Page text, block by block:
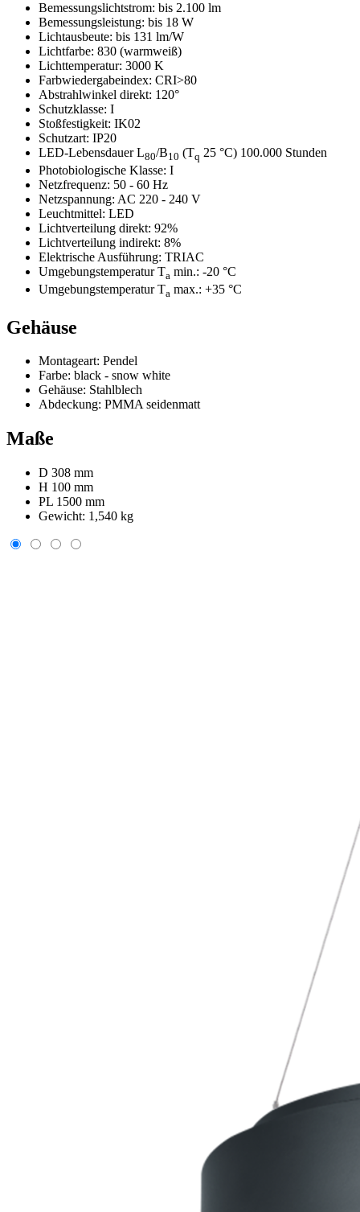
Bemessungslichtstrom: bis 2.100 lm
Bemessungsleistung: bis 18 W
Lichtausbeute: bis 131 lm/W
Lichtfarbe: 830 (warmweiß)
Lichttemperatur: 3000 K
Farbwiedergabeindex: CRI>80
Abstrahlwinkel direkt: 120°
Schutzklasse: I
Stoßfestigkeit: IK02
Schutzart: IP20
LED-Lebensdauer L80/B10 (Tq 25 °C) 100.000 Stunden
Photobiologische Klasse: I
Netzfrequenz: 50 - 60 Hz
Netzspannung: AC 220 - 240 V
Leuchtmittel: LED
Lichtverteilung direkt: 92%
Lichtverteilung indirekt: 8%
Elektrische Ausführung: TRIAC
Umgebungstemperatur Ta min.: -20 °C
Umgebungstemperatur Ta max.: +35 °C
Gehäuse
Montageart: Pendel
Farbe: black - snow white
Gehäuse: Stahlblech
Abdeckung: PMMA seidenmatt
Maße
D 308 mm
H 100 mm
PL 1500 mm
Gewicht: 1,540 kg